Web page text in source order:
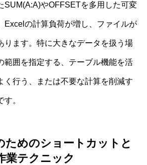
SUM(A:A)やOFFSETを多用した可変
Excelの計算負荷が増し、ファイルが
ります。特に大きなデータを扱う場
範囲を指定する、テーブル機能を活
く行う、または不要な計算を削減す
。
ためのショートカットと
業テクニック